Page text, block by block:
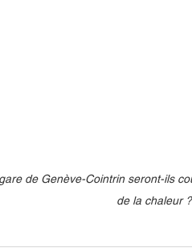
de Genève-Cointrin seront-ils
de la chaleur